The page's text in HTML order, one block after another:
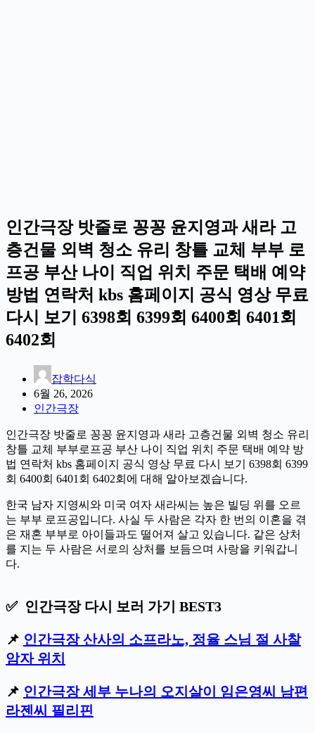
인간극장 밧줄로 꽁꽁 윤지영과 새라 고
층건물 외벽 청소 유리 창틀 교체 부부 로
프공 부산 나이 직업 위치 주문 택배 예약
방법 연락처 kbs 홈페이지 공식 영상 무료
다시 보기 6398회 6399회 6400회 6401회
6402회
잡학다식
6월 26, 2026
인간극장
인간극장 밧줄로 꽁꽁 윤지영과 새라 고층건물 외벽 청소 유리
창틀 교체 부부로프공 부산 나이 직업 위치 주문 택배 예약 방
법 연락처 kbs 홈페이지 공식 영상 무료 다시 보기 6398회 6399
회 6400회 6401회 6402회에 대해 알아보겠습니다.
한국 남자 지영씨와 미국 여자 새라씨는 높은 빌딩 위를 오르
는 부부 로프공입니다. 사실 두 사람은 각자 한 번의 이혼을 겪
은 재혼 부부로 아이들과도 떨어져 살고 있습니다. 같은 상처
를 지는 두 사람은 서로의 상처를 보듬으며 사랑을 키워갑니
다.
✅ 인간극장 다시 보러 가기 BEST3
📌 인간극장 산사의 소프라노, 정율 스님 절 사찰
암자 위치
📌 인간극장 세부 누나의 오지살이 임은영씨 남편
라젠씨 필리핀